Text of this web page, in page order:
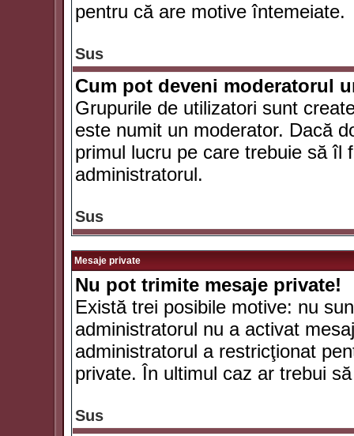
pentru că are motive întemeiate.
Sus
Cum pot deveni moderatorul
Grupurile de utilizatori sunt
este numit un moderator. Dacă
primul lucru pe care trebuie să îl
administratorul.
Sus
Mesaje private
Nu pot trimite mesaje private!
Există trei posibile motive: nu
administratorul nu a activat
administratorul a restricţionat
private. În ultimul caz ar trebui
Sus